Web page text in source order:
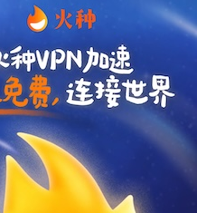
支持 [0] 反对 [0]
支持